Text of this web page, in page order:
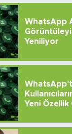
WhatsApp
Yeniliyor
Yeni Özellik